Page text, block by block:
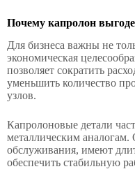
Почему капролон
Для бизнеса важны не
экономическая
позволяет сократить
уменьшить количество
узлов.
Капролоновые детали
металлическим
обслуживания, имеют
обеспечить стабильную